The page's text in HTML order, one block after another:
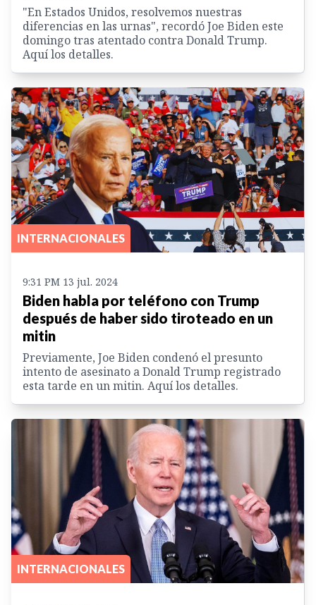
"En Estados Unidos, resolvemos nuestras
diferencias en las urnas", recordó Joe Biden este
domingo tras atentado contra Donald Trump.
Aquí los detalles.
INTERNACIONALES
9:31 PM 13 jul. 2024
Biden habla por teléfono con Trump
después de haber sido tiroteado en un
mitin
Previamente, Joe Biden condenó el presunto
intento de asesinato a Donald Trump registrado
esta tarde en un mitin. Aquí los detalles.
INTERNACIONALES